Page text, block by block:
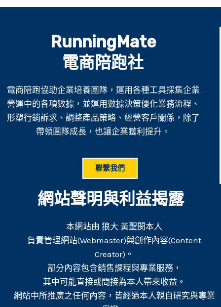
RunningMate
電商陪跑社
電商陪跑協助企業培養團隊，運用各種工具採集企業
營運中的各項數據，並運用數據決策優化業務流程、
形塑行銷訴求、調整產品策略、經營客戶關係，除了
帶領團隊成長，也讓企業獲利提升。
聯繫我們
網站聲明與利益揭露
本網站由 狼大 黃聖閔本人
負責管理網站(Webmaster)與創作內容(Content
Creator)。
部分內容包含銷售課程與專業服務，
其中可能直接或間接為本人帶來收益。
網站中所推廣之任何內容，皆經過本人親自研究與專業